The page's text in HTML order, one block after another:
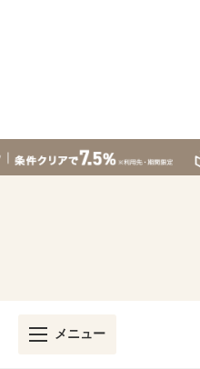
メニュー